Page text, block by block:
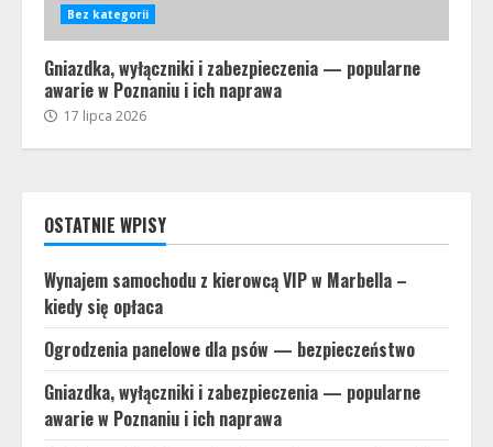
Bez kategorii
Gniazdka, wyłączniki i zabezpieczenia — popularne
awarie w Poznaniu i ich naprawa
17 lipca 2026
OSTATNIE WPISY
Wynajem samochodu z kierowcą VIP w Marbella –
kiedy się opłaca
Ogrodzenia panelowe dla psów — bezpieczeństwo
Gniazdka, wyłączniki i zabezpieczenia — popularne
awarie w Poznaniu i ich naprawa